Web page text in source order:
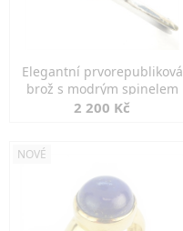
Elegantní prvorepubliková
brož s modrým spinelem
2 200 Kč
NOVÉ